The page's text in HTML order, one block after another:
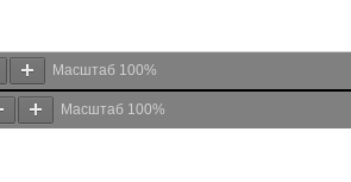
Масштаб 100%
Масштаб 100%